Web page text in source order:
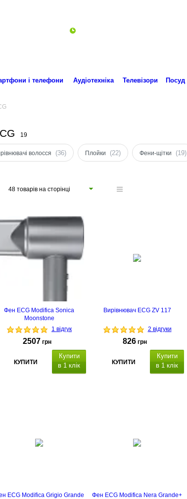
і телефони Аудіотехніка Телевізори Посуд
19
волосся (36) Плойки (22) Фени-щітки (19)
48 товарів на сторінці
Фен ECG Modifica Sonica
Moonstone
1 відгук
2507 грн
КУПИТИ
Купити
в 1 клік
Вирівнювач ECG ZV 117
2 відгуки
826 грн
КУПИТИ
Купити
в 1 клік
ECG Modifica Grigio Grande Фен ECG Modifica Nera Grande+